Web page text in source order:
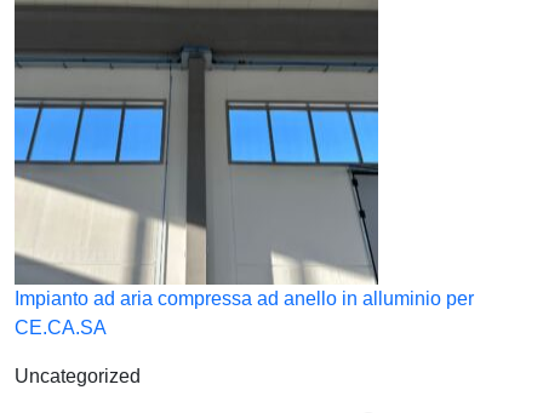
Impianto ad aria compressa ad anello in alluminio per
CE.CA.SA
Uncategorized